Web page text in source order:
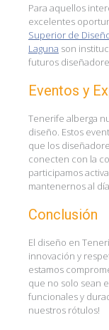
Para aquellos
excelentes
Superior de
Laguna son
futuros
Eventos y
Tenerife alberga
diseño. Estos
que los
conecten con la
participamos
mantenernos al
Conclusión
El diseño en
innovación y
estamos
que no solo sean
funcionales y
nuestros rótulos!